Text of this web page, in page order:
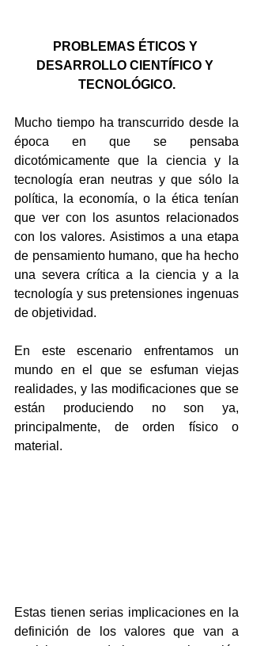
PROBLEMAS ÉTICOS Y
DESARROLLO CIENTÍFICO Y
TECNOLÓGICO.
Mucho tiempo ha transcurrido desde la
época en que se pensaba
dicotómicamente que la ciencia y la
tecnología eran neutras y que sólo la
política, la economía, o la ética tenían
que ver con los asuntos relacionados
con los valores. Asistimos a una etapa
de pensamiento humano, que ha hecho
una severa crítica a la ciencia y a la
tecnología y sus pretensiones ingenuas
de objetividad.
En este escenario enfrentamos un
mundo en el que se esfuman viejas
realidades, y las modificaciones que se
están produciendo no son ya,
principalmente, de orden físico o
material.
Estas tienen serias implicaciones en la
definición de los valores que van a